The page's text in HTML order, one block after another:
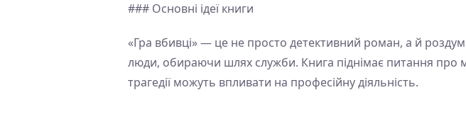
### Основні ідеї книги
«Гра вбивці» — це не просто детективний роман, а й
люди, обираючи шлях служби. Книга піднімає питання про
трагедії можуть впливати на професійну діяльність.